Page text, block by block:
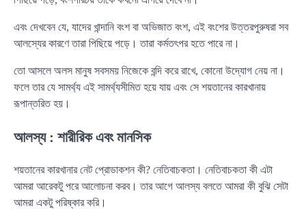
এবং দেখবেন যে, যাদের খান্দানি বংশ বা অভিজাত বংশ, এই বংশের উত্তরপুরুষরা সব
আলস্যের কারণে তারা পিছিয়ে পড়ে। তারা কর্মতৎপর হতে পারে না।
তো আসলে অলস মানুষ সবসময় নিজেকে বন্দি করে রাখে, কোনো উদ্যোগ নেয় না।
ফলে তার যে সামর্থ্য এই সামর্থ্যসীমিত হয়ে যায় এবং সে শয়তানের কারখানায়
রূপান্তরিত হয়।
আলস্য : শারীরিক এবং মানসিক
শয়তানের কারখানার নেট প্রোডাকশন কী? নেতিবাচকতা। নেতিবাচকতা কী এটা
আমরা আরেকটু পরে আলোচনা করব। তার আগে আলস্য বলতে আমরা কী বুঝি সেটা
আমরা একটু পরিষ্কার করি।